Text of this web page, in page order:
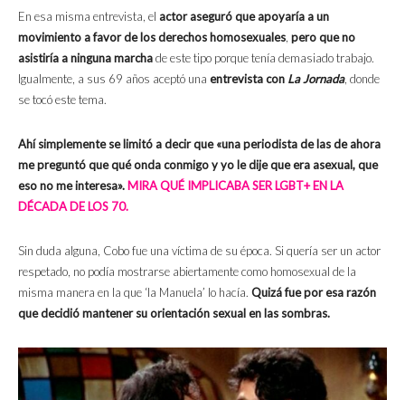
En esa misma entrevista, el actor aseguró que apoyaría a un
movimiento a favor de los derechos homosexuales pero que no
asistiría a ninguna marchade este tipo porque tenía demasiado trabajo.
Igualmente, a sus 69 años aceptó una entrevista con La Jornada, donde
se tocó este tema.
Ahí simplemente se limitó a decir que «una periodista de las de ahora
me preguntó que qué onda conmigo y yo le dije que era asexual, que
eso no me interesa». MIRA QUÉ IMPLICABA SER LGBT+ EN LA
DÉCADA DE LOS 70.
Sin duda alguna, Cobo fue una víctima de su época. Si quería ser un actor
respetado, no podía mostrarse abiertamente como homosexual de la
misma manera en la que ‘la Manuela’ lo hacía. Quizá fue por esa razón
que decidió mantener su orientación sexual en las sombras.